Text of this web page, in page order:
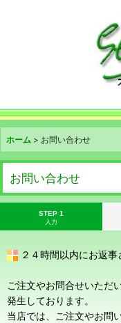
ホーム > お問い合わせ
お問い合わせ
STEP 1
入力
２４時間以内にお返事
ご注文やお問合せいただ
発生しております。
当店では、ご注文やお問